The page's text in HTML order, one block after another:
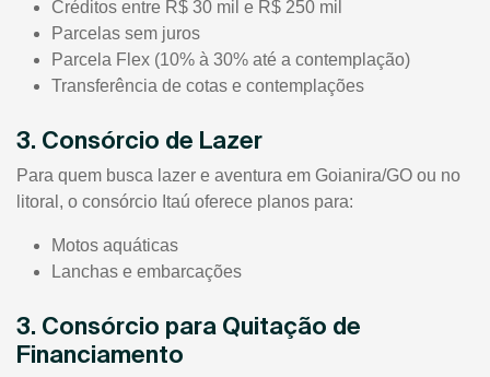
Créditos entre R$ 30 mil e R$ 250 mil
Parcelas sem juros
Parcela Flex (10% à 30% até a contemplação)
Transferência de cotas e contemplações
3. Consórcio de Lazer
Para quem busca lazer e aventura em Goianira/GO ou no
litoral, o consórcio Itaú oferece planos para:
Motos aquáticas
Lanchas e embarcações
3. Consórcio para Quitação de
Financiamento